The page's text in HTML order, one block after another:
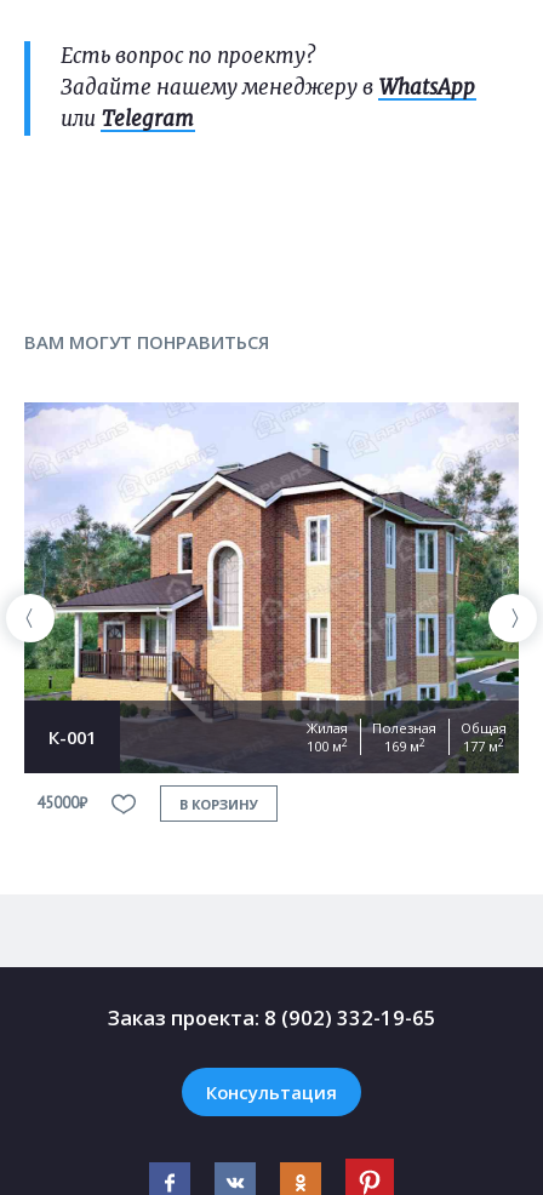
Есть вопрос по проекту?
Задайте нашему менеджеру в WhatsApp
или Telegram
ВАМ МОГУТ ПОНРАВИТЬСЯ
К-001
Жилая
100 м2
Полезная
169 м2
Общая
177 м2
45000₽ В КОРЗИНУ
Заказ проекта: 8 (902) 332-19-65
Консультация